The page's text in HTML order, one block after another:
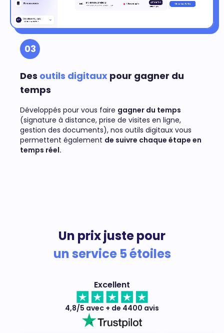
03
Des outils digitaux pour gagner du
temps
Développés pour vous faire gagner du temps
(signature à distance, prise de visites en ligne,
gestion des documents), nos outils digitaux vous
permettent également de suivre chaque étape en
temps réel.
Un prix juste pour
un service 5 étoiles
Excellent
4,8/5 avec + de 4400 avis